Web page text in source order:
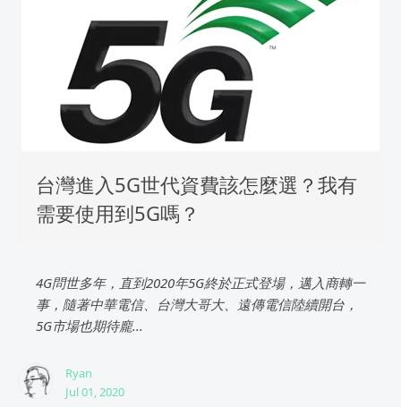
台灣進入5G世代資費該怎麼選？我有
需要使用到5G嗎？
4G問世多年，直到2020年5G終於正式登場，邁入商轉一
事，隨著中華電信、台灣大哥大、遠傳電信陸續開台，
5G市場也期待龐...
Ryan
Jul 01, 2020